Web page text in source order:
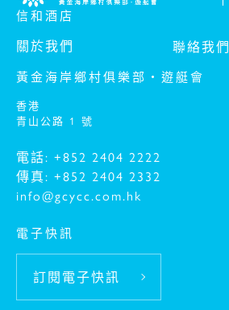
信和酒店
關於我們 聯絡我們
黃金海岸鄉村俱樂部‧遊艇會
香港
青山公路 1 號
電話: +852 2404 2222
傳真: +852 2404 2332
info@gcycc.com.hk
電子快訊
訂閱電子快訊
-